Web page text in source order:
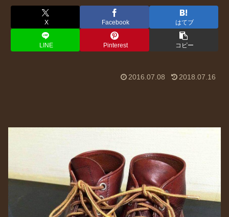
X Facebook はてブ
LINE Pinterest コピー
2016.07.08 2018.07.16